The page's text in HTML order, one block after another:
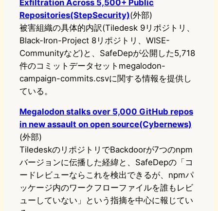
Exfiltration Across 5,500+ Public
Repositories(StepSecurity)(外部)
被害組織の具体的内訳(Tiledesk 9リポジトリ、
Black-Iron-Project 8リポジトリ、WISE-
Communityなど)と、SafeDepが公開した5,718
件のコミットデータセットmegalodon-
campaign-commits.csvに関する情報を提供し
ている。
Megalodon stalks over 5,000 GitHub repos
in new assault on open source(Cybernews)
(外部)
TiledeskのリポジトリでBackdoorが7つのnpm
バージョンに伝播した経緯と、SafeDepの「コ
ードレビューならこれを検出できるが、npmパ
ッケージ内のワークフローファイルを誰もレビ
ューしていない」という指摘を中心に報じてい